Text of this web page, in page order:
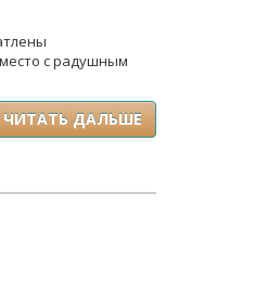
с радушным
ЧИТАТЬ ДАЛЬШЕ